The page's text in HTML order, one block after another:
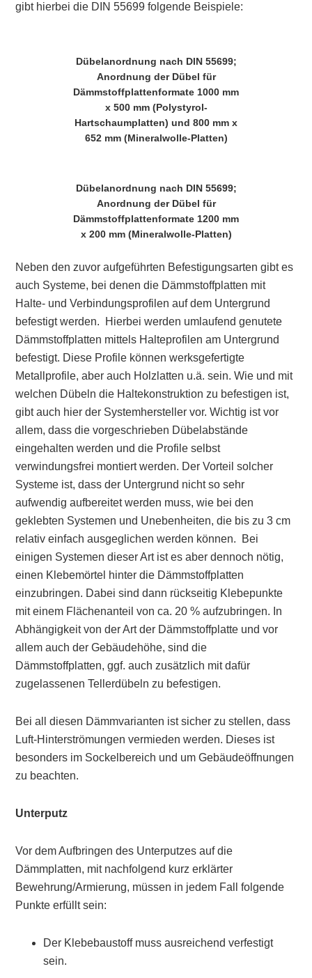
gibt hierbei die DIN 55699 folgende Beispiele:
Dübelanordnung nach DIN 55699;
Anordnung der Dübel für
Dämmstoffplattenformate 1000 mm
x 500 mm (Polystyrol-
Hartschaumplatten) und 800 mm x
652 mm (Mineralwolle-Platten)
Dübelanordnung nach DIN 55699;
Anordnung der Dübel für
Dämmstoffplattenformate 1200 mm
x 200 mm (Mineralwolle-Platten)
Neben den zuvor aufgeführten Befestigungsarten gibt es
auch Systeme, bei denen die Dämmstoffplatten mit
Halte- und Verbindungsprofilen auf dem Untergrund
befestigt werden. Hierbei werden umlaufend genutete
Dämmstoffplatten mittels Halteprofilen am Untergrund
befestigt. Diese Profile können werksgefertigte
Metallprofile, aber auch Holzlatten u.ä. sein. Wie und mit
welchen Dübeln die Haltekonstruktion zu befestigen ist,
gibt auch hier der Systemhersteller vor. Wichtig ist vor
allem, dass die vorgeschrieben Dübelabstände
eingehalten werden und die Profile selbst
verwindungsfrei montiert werden. Der Vorteil solcher
Systeme ist, dass der Untergrund nicht so sehr
aufwendig aufbereitet werden muss, wie bei den
geklebten Systemen und Unebenheiten, die bis zu 3 cm
relativ einfach ausgeglichen werden können. Bei
einigen Systemen dieser Art ist es aber dennoch nötig,
einen Klebemörtel hinter die Dämmstoffplatten
einzubringen. Dabei sind dann rückseitig Klebepunkte
mit einem Flächenanteil von ca. 20 % aufzubringen. In
Abhängigkeit von der Art der Dämmstoffplatte und vor
allem auch der Gebäudehöhe, sind die
Dämmstoffplatten, ggf. auch zusätzlich mit dafür
zugelassenen Tellerdübeln zu befestigen.
Bei all diesen Dämmvarianten ist sicher zu stellen, dass
Luft-Hinterströmungen vermieden werden. Dieses ist
besonders im Sockelbereich und um Gebäudeöffnungen
zu beachten.
Unterputz
Vor dem Aufbringen des Unterputzes auf die
Dämmplatten, mit nachfolgend kurz erklärter
Bewehrung/Armierung, müssen in jedem Fall folgende
Punkte erfüllt sein:
Der Klebebaustoff muss ausreichend verfestigt
sein.